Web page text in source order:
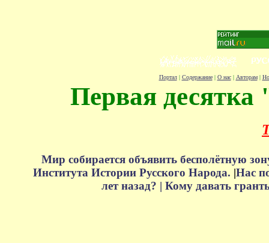
Портал| Содержание| О нас| Авторам|
Первая десятка
Мир собирается объявить бесполётную
Института Истории Русского Народа. |Нас
лет назад? | Кому давать